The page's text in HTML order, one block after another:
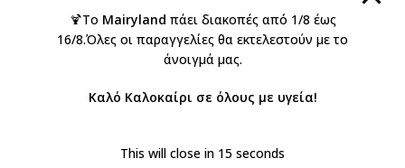
🍹Το Mairyland πάει διακοπές από 1/8 έως
16/8.Όλες οι παραγγελίες θα εκτελεστούν με το
άνοιγμά μας.
Καλό Καλοκαίρι σε όλους με υγεία!
This will close in 15 seconds